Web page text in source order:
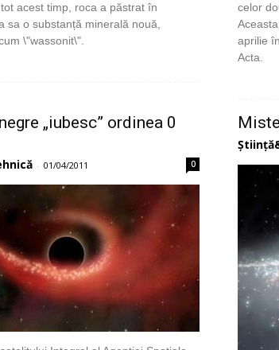
acest timp, roca a păstrat în
sa o substanță minerală nouă,
\"wassonit\".
celor
aprilie
Acta.
„iubesc” ordinea 0
- 01/04/2011 0